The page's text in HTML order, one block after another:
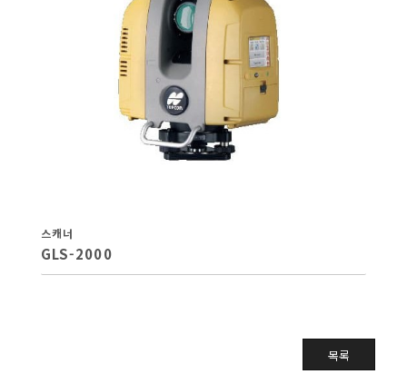
스캐너
GLS-2000
목록